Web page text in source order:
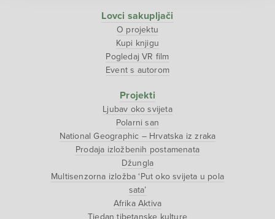
Lovci sakupljači
O projektu
Kupi knjigu
Pogledaj VR film
Event s autorom
Projekti
Ljubav oko svijeta
Polarni san
National Geographic – Hrvatska iz zraka
Prodaja izložbenih postamenata
Džungla
Multisenzorna izložba ‘Put oko svijeta u pola
sata’
Afrika Aktiva